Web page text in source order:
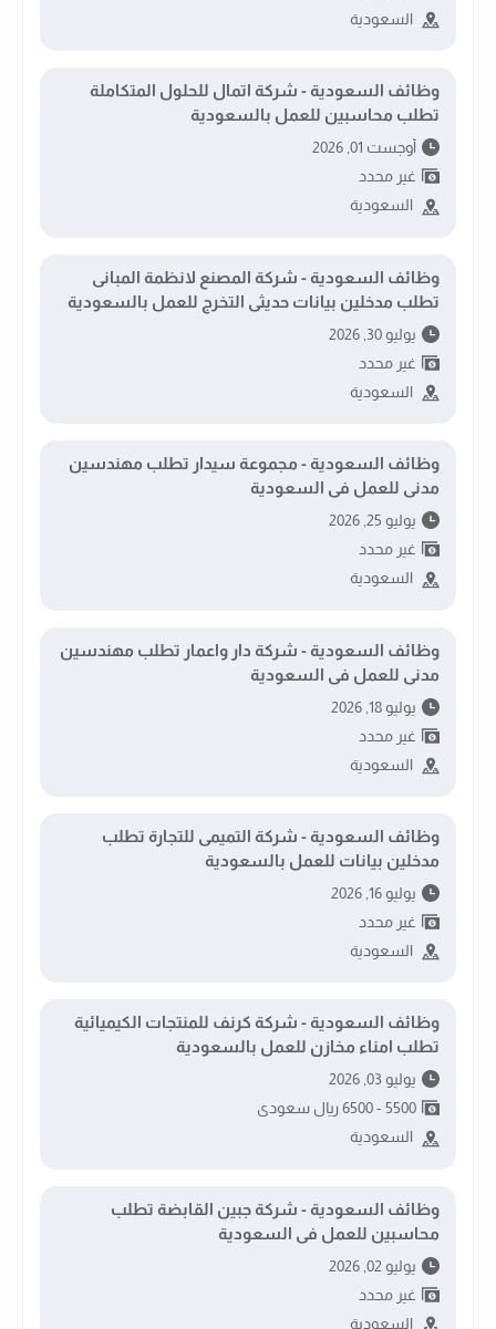
السعودية
وظائف السعودية - شركة اتمال للحلول المتكاملة
تطلب محاسبين للعمل بالسعودية
أوجست 01, 2026
غير محدد
السعودية
وظائف السعودية - شركة المصنع لانظمة المبانى
تطلب مدخلين بيانات حديثى التخرج للعمل بالسعودية
يوليو 30, 2026
غير محدد
السعودية
وظائف السعودية - مجموعة سيدار تطلب مهندسين
مدنى للعمل فى السعودية
يوليو 25, 2026
غير محدد
السعودية
وظائف السعودية - شركة دار واعمار تطلب مهندسين
مدنى للعمل فى السعودية
يوليو 18, 2026
غير محدد
السعودية
وظائف السعودية - شركة التميمى للتجارة تطلب
مدخلين بيانات للعمل بالسعودية
يوليو 16, 2026
غير محدد
السعودية
وظائف السعودية - شركة كرنف للمنتجات الكيميائية
تطلب امناء مخازن للعمل بالسعودية
يوليو 03, 2026
5500 - 6500 ريال سعودى
السعودية
وظائف السعودية - شركة جبين القابضة تطلب
محاسبين للعمل فى السعودية
يوليو 02, 2026
غير محدد
السعودية